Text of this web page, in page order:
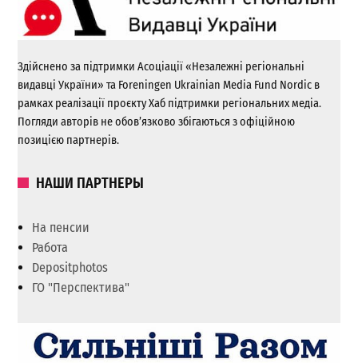
Здійснено за підтримки Асоціації «Незалежні регіональні
видавці України» та Foreningen Ukrainian Media Fund Nordic в
рамках реалізації проєкту Хаб підтримки регіональних медіа.
Погляди авторів не обов’язково збігаються з офіційною
позицією партнерів.
НАШИ ПАРТНЕРЫ
На пенсии
Работа
Depositphotos
ГО "Перспектива"